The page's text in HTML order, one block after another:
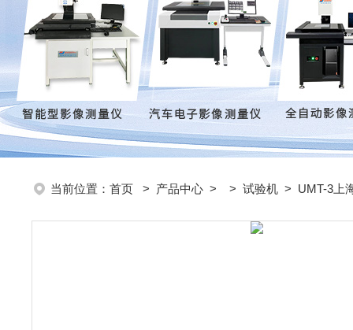
当前位置： 首页 > 产品中心 > > 试验机 > UMT-3上